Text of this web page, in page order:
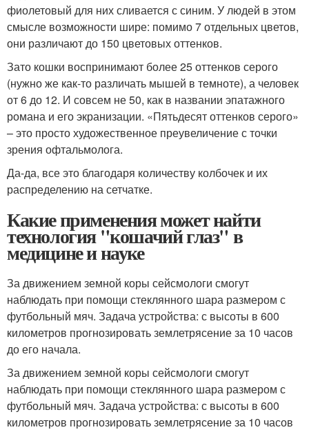
фиолетовый для них сливается с синим. У людей в этом
смысле возможности шире: помимо 7 отдельных цветов,
они различают до 150 цветовых оттенков.
Зато кошки воспринимают более 25 оттенков серого
(нужно же как-то различать мышей в темноте), а человек
от 6 до 12. И совсем не 50, как в названии эпатажного
романа и его экранизации. «Пятьдесят оттенков серого»
– это просто художественное преувеличение с точки
зрения офтальмолога.
Да-да, все это благодаря количеству колбочек и их
распределению на сетчатке.
Какие применения может найти
технология "кошачий глаз" в
медицине и науке
За движением земной коры сейсмологи смогут
наблюдать при помощи стеклянного шара размером с
футбольный мяч. Задача устройства: с высоты в 600
километров прогнозировать землетрясение за 10 часов
до его начала.
За движением земной коры сейсмологи смогут
наблюдать при помощи стеклянного шара размером с
футбольный мяч. Задача устройства: с высоты в 600
километров прогнозировать землетрясение за 10 часов